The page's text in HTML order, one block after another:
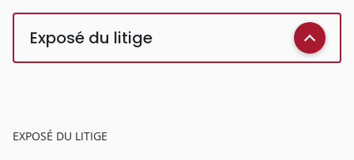
Exposé du litige
EXPOSÉ DU LITIGE